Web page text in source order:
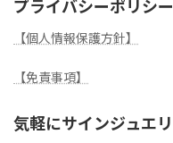
プライバシーポリシー
【個人情報保護方針】
【免責事項】
気軽にサインジュエ